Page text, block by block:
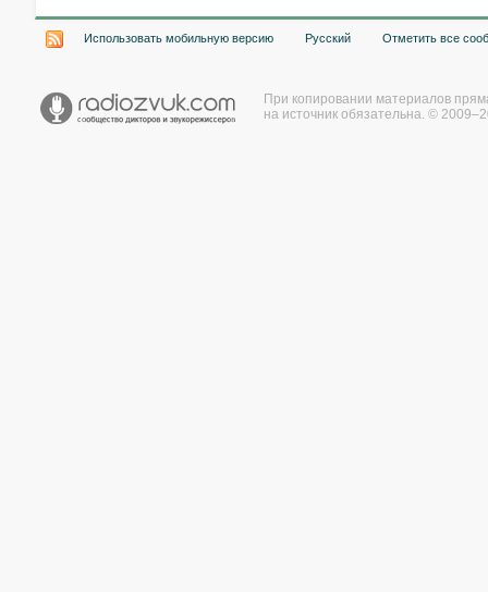
Использовать мобильную версию Русский Отметить все
При копировании материалов
на источник обязательна. ©